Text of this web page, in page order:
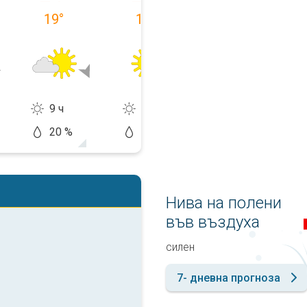
19°
9 ч
20 %
15
Нива на полени
във въздуха
силен
7- дневна прогноза